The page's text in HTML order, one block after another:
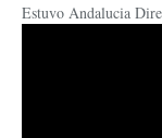
Estuvo Andalucia